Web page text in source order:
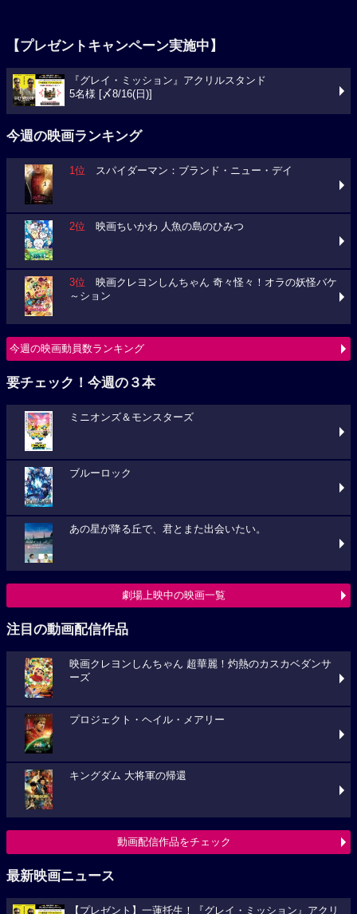
【プレゼントキャンペーン実施中】
『グレイ・ミッション』アクリルスタンド
5名様 [〆8/16(日)]
今週の映画ランキング
1位 スパイダーマン：ブランド・ニュー・デイ
2位 映画ちいかわ 人魚の島のひみつ
3位 映画クレヨンしんちゃん 奇々怪々！オラの妖怪バケ
～ション
今週の映画動員数ランキング
要チェック！今週の３本
ミニオンズ＆モンスターズ
ブルーロック
あの星が降る丘で、君とまた出会いたい。
劇場上映中の映画一覧
注目の動画配信作品
映画クレヨンしんちゃん 超華麗！灼熱のカスカベダンサ
ーズ
プロジェクト・ヘイル・メアリー
キングダム 大将軍の帰還
動画配信作品をチェック
最新映画ニュース
【プレゼント】一蓮托生！『グレイ・ミッション』アクリ